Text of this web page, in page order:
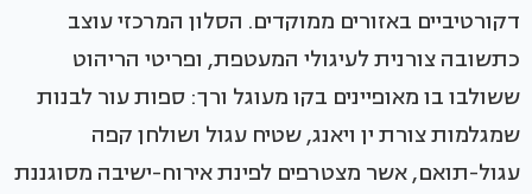
דקורטיביים באזורים ממוקדים. הסלון המרכזי עוצב
כתשובה צורנית לעיגולי המעטפת, ופריטי הריהוט
ששולבו בו מאופיינים בקו מעוגל ורך: ספות עור לבנות
שמגלמות צורת ין ויאנג, שטיח עגול ושולחן קפה
עגול-תואם, אשר מצטרפים לפינת אירוח-ישיבה מסוגננת